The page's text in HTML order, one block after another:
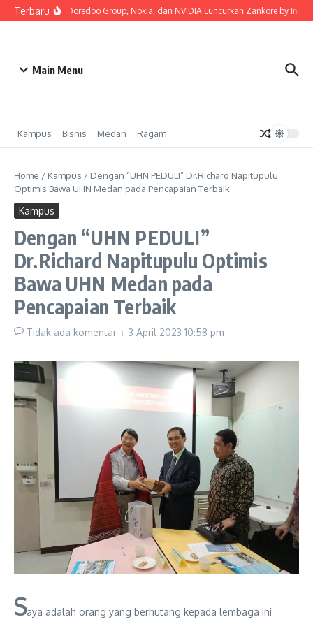
Lewati ke konten
Terbaru
Indosat, Ooredoo Group, Nokia, dan NVIDIA Luncurkan Zankore by
Main Menu
Kampus Bisnis Medan Ragam
Home / Kampus / Dengan “UHN PEDULI” Dr.Richard Napitupulu
Optimis Bawa UHN Medan pada Pencapaian Terbaik
Kampus
Dengan “UHN PEDULI”
Dr.Richard Napitupulu Optimis
Bawa UHN Medan pada
Pencapaian Terbaik
Tidak ada komentar 3 April 2023 10:58 pm
Saya adalah orang yang berhutang kepada lembaga ini